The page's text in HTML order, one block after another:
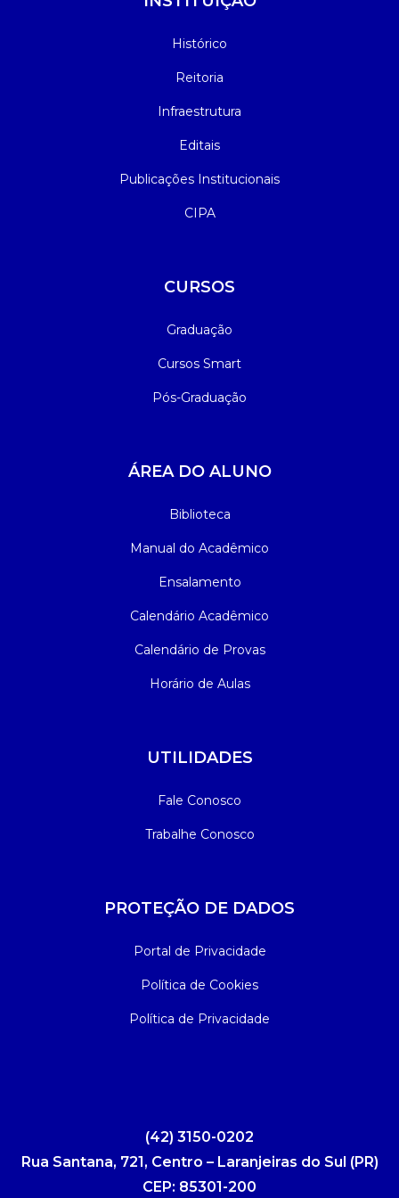
Histórico
Reitoria
Infraestrutura
Editais
Publicações Institucionais
CIPA
CURSOS
Graduação
Cursos Smart
Pós-Graduação
ÁREA DO ALUNO
Biblioteca
Manual do Acadêmico
Ensalamento
Calendário Acadêmico
Calendário de Provas
Horário de Aulas
UTILIDADES
Fale Conosco
Trabalhe Conosco
PROTEÇÃO DE DADOS
Portal de Privacidade
Política de Cookies
Política de Privacidade
(42) 3150-0202
Rua Santana, 721, Centro – Laranjeiras do Sul (PR)
CEP: 85301-200
Manual de Normas Técnicas para
Simpósio Acadêmico de Pesquisa,